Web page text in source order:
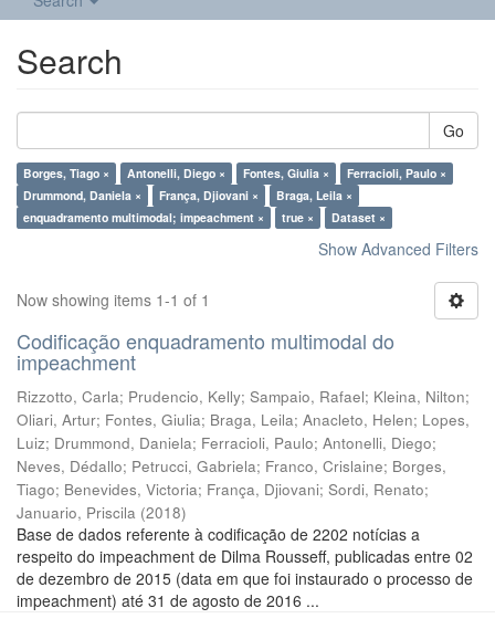
Search
Go
Borges, Tiago × Antonelli, Diego × Fontes, Giulia ×
Ferracioli, Paulo ×
Drummond, Daniela ×
França, Djiovani ×
Braga, Leila ×
enquadramento multimodal; impeachment ×
true × Dataset ×
Show Advanced Filters
Now showing items 1-1 of 1
Codificação enquadramento multimodal do
impeachment
Rizzotto, Carla; Prudencio, Kelly; Sampaio, Rafael; Kleina, Nilton;
Oliari, Artur; Fontes, Giulia; Braga, Leila; Anacleto, Helen; Lopes,
Luiz; Drummond, Daniela; Ferracioli, Paulo; Antonelli, Diego;
Neves, Dédallo; Petrucci, Gabriela; Franco, Crislaine; Borges,
Tiago; Benevides, Victoria; França, Djiovani; Sordi, Renato;
Januario, Priscila (2018)
Base de dados referente à codificação de 2202 notícias a
respeito do impeachment de Dilma Rousseff, publicadas entre 02
de dezembro de 2015 (data em que foi instaurado o processo de
impeachment) até 31 de agosto de 2016 ...